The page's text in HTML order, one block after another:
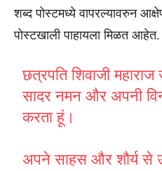
शब्द पोस्टमध्ये वापरल्यावरुन
पोस्टखाली पाहायला मिळत आहेत.
छत्रपति शिवाजी
सादर नमन और अपनी
करता हूं।
अपने साहस और शौर्य से